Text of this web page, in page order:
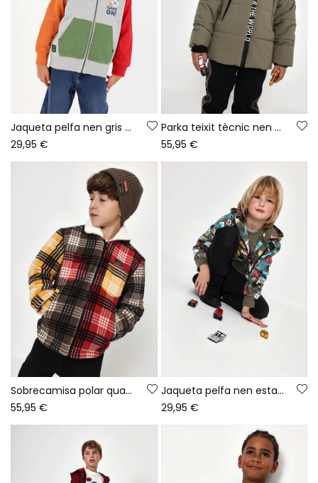
Jaqueta pelfa nen gris vigoré Game On
29,95 €
Parka teixit tècnic nen verd amb caputxa
55,95 €
Sobrecamisa polar quadres taronja nen
55,95 €
Jaqueta pelfa nen estampat plaques caqui
29,95 €